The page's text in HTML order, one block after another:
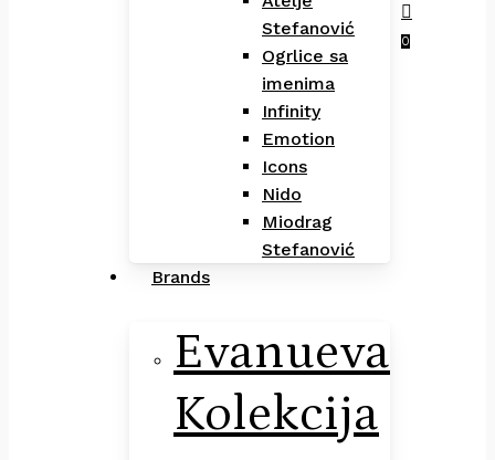
search
0
Menu
Stefanović
Ogrlice sa
imenima
Infinity
Emotion
Icons
Nido
Miodrag
Stefanović
Brands
Evanueva
Kolekcija